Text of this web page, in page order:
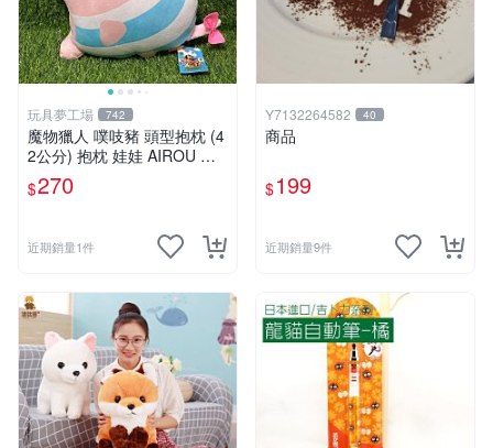
玩具夢工場 742
魔物獵人 噗吱豬 頭型抱枕 (4
2公分) 抱枕 娃娃 AIROU 艾
路 梅拉路 艾路貓
$270
近期銷量1件
Y7132264582 40
商品
$199
近期銷量9件